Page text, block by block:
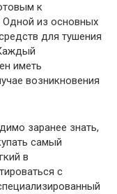
к
из основных
для тушения
иметь
возникновения
заранее знать,
самый
в
с